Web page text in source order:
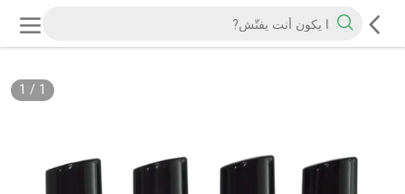
1
/
1